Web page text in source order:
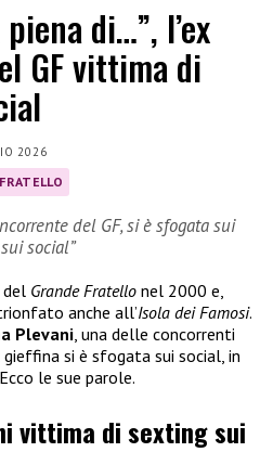
di…”, l’ex
GF vittima di
2026
del GF, si è sfogata sui
social”
del Grande Fratello nel 2000 e,
anche all’Isola dei Famosi.
Plevani , una delle concorrenti
gieffina si è sfogata sui social, in
le sue parole.
vittima di sexting sui